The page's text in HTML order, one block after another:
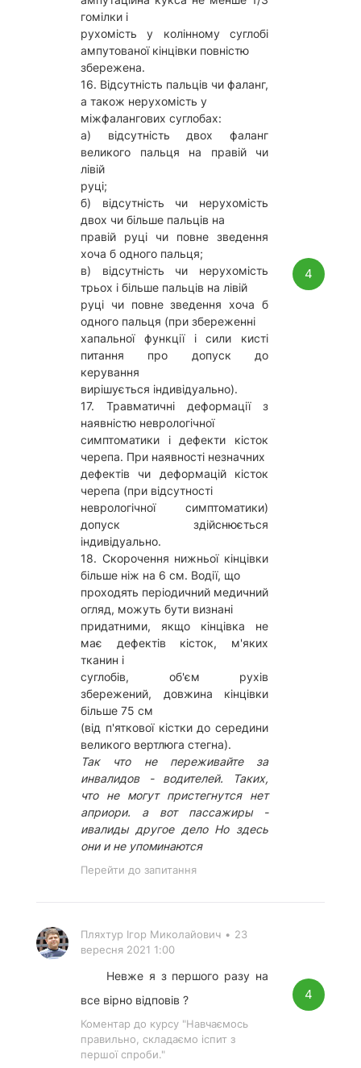
гомілки і
рухомість у колінному суглобі
ампутованої кінцівки повністю
збережена.
16. Відсутність пальців чи фаланг,
а також нерухомість у
міжфалангових суглобах:
а) відсутність двох фаланг
великого пальця на правій чи
лівій
руці;
б) відсутність чи нерухомість
двох чи більше пальців на
правій руці чи повне зведення
хоча б одного пальця;
в) відсутність чи нерухомість
трьох і більше пальців на лівій
руці чи повне зведення хоча б
одного пальця (при збереженні
хапальної функції і сили кисті
питання про допуск до
керування
вирішується індивідуально).
17. Травматичні деформації з
наявністю неврологічної
симптоматики і дефекти кісток
черепа. При наявності незначних
дефектів чи деформацій кісток
черепа (при відсутності
неврологічної симптоматики)
допуск здійснюється
індивідуально.
18. Скорочення нижньої кінцівки
більше ніж на 6 см. Водії, що
проходять періодичний медичний
огляд, можуть бути визнані
придатними, якщо кінцівка не
має дефектів кісток, м'яких
тканин і
суглобів, об'єм рухів
збережений, довжина кінцівки
більше 75 см
(від п'яткової кістки до середини
великого вертлюга стегна).
Так что не переживайте за
инвалидов - водителей. Таких,
что не могут пристегнутся нет
априори. а вот пассажиры -
ивалиды другое дело Но здесь
они и не упоминаются
Перейти до запитання
4
Пляхтур Ігор Миколайович • 23
вересня 2021 1:00
Невже я з першого разу на
все вірно відповів ?
Коментар до курсу "Навчаємось
правильно, складаємо іспит з
першої спроби."
4